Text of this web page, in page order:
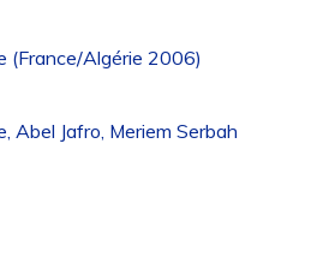
(France/Algérie 2006)
Abel Jafro, Meriem Serbah